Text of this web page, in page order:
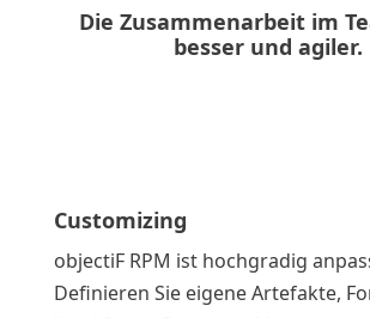
Die Zusammenarbeit im
besser und agiler.
Customizing
objectiF RPM ist hochgradig
Definieren Sie eigene Artefakte,